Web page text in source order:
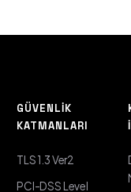
GÜVENLIK
KATMANLARI
TLS 1.3 Ver2
PCI-DSS Level